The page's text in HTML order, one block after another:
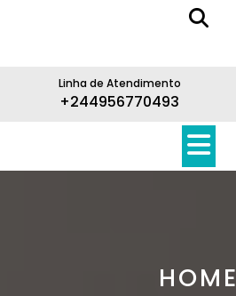
Linha de Atendimento
+244956770493
HOME